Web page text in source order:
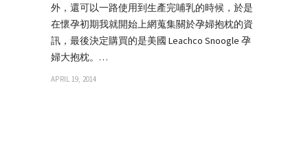
外，還可以一路使用到生產完哺乳的時候，於是
在懷孕初期我就開始上網蒐集關於孕婦抱枕的資
訊，最後決定購買的是美國 Leachco Snoogle 孕
婦大抱枕。…
APRIL 19, 2014